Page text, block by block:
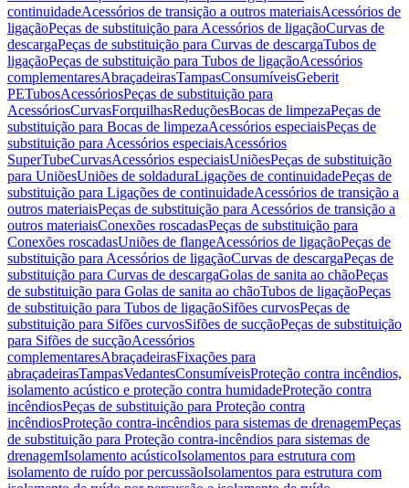
continuidadeAcessórios de transição a outros materiaisAcessórios de
ligaçãoPeças de substituição para Acessórios de ligaçãoCurvas de
descargaPeças de substituição para Curvas de descargaTubos de
ligaçãoPeças de substituição para Tubos de ligaçãoAcessórios
complementaresAbraçadeirasTampasConsumíveisGeberit
PETubosAcessóriosPeças de substituição para
AcessóriosCurvasForquilhasReduçõesBocas de limpezaPeças de
substituição para Bocas de limpezaAcessórios especiaisPeças de
substituição para Acessórios especiaisAcessórios
SuperTubeCurvasAcessórios especiaisUniõesPeças de substituição
para UniõesUniões de soldaduraLigações de continuidadePeças de
substituição para Ligações de continuidadeAcessórios de transição a
outros materiaisPeças de substituição para Acessórios de transição a
outros materiaisConexões roscadasPeças de substituição para
Conexões roscadasUniões de flangeAcessórios de ligaçãoPeças de
substituição para Acessórios de ligaçãoCurvas de descargaPeças de
substituição para Curvas de descargaGolas de sanita ao chãoPeças
de substituição para Golas de sanita ao chãoTubos de ligaçãoPeças
de substituição para Tubos de ligaçãoSifões curvosPeças de
substituição para Sifões curvosSifões de sucçãoPeças de substituição
para Sifões de sucçãoAcessórios
complementaresAbraçadeirasFixações para
abraçadeirasTampasVedantesConsumíveisProteção contra incêndios,
isolamento acústico e proteção contra humidadeProteção contra
incêndiosPeças de substituição para Proteção contra
incêndiosProteção contra-incêndios para sistemas de drenagemPeças
de substituição para Proteção contra-incêndios para sistemas de
drenagemIsolamento acústicoIsolamentos para estrutura com
isolamento de ruído por percussãoIsolamentos para estrutura com